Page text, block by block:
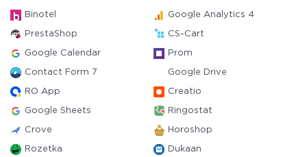
Binotel Google Analytics 4
PrestaShop CS-Cart
Google Calendar Prom
Contact Form 7 Google Drive
RO App Creatio
Google Sheets Ringostat
Crove Horoshop
Rozetka Dukaan